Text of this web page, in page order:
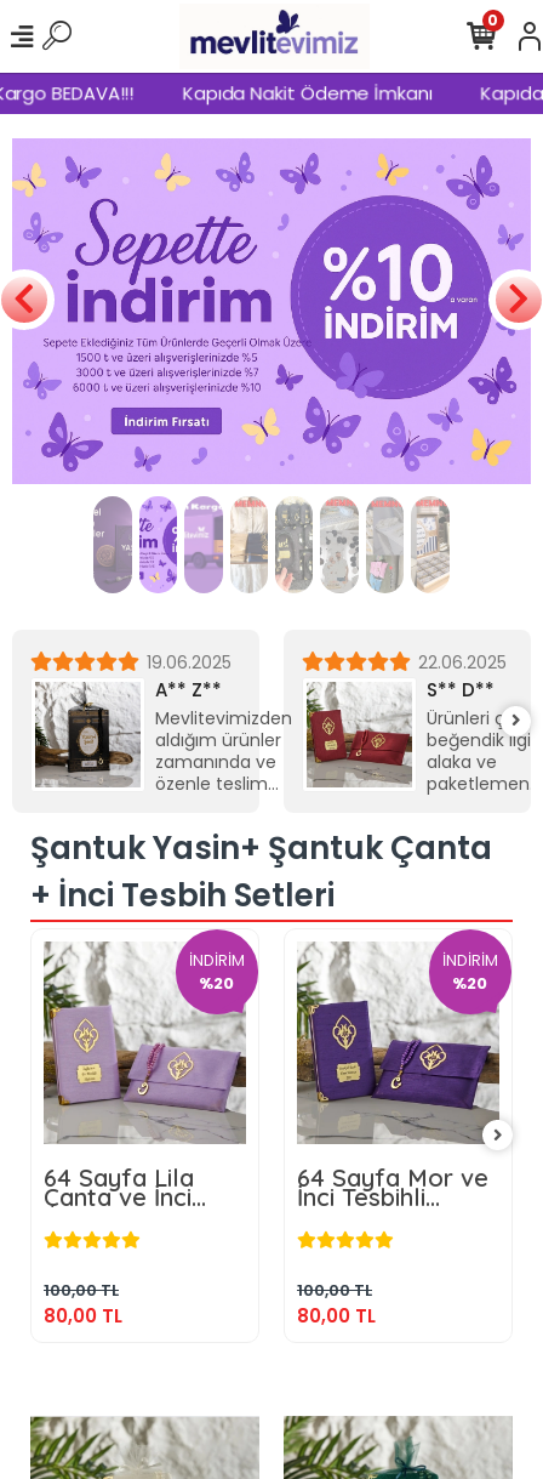
Kapıda Nakit Ödeme İmkanı Kapıda Kredi
0
19.06.2025
A** Z**
Mevlitevimizden
aldığım ürünler
zamanında ve
özenle teslim
Paketleme için
de çok teşekkür
22.06.2025
S** D**
Ürünleri çok
beğendik ilgi,
alaka ve
paketlemeniz
şey çok
Şantuk Yasin+ Şantuk Çanta
+ İnci Tesbih Setleri
İNDİRİM
%20
64 Sayfa Lila
Çanta ve İnci
Tesbihli Şantuk
Yasin
100,00 TL
80,00 TL
80,00 TL
İNDİRİM
%20
64 Sayfa Mor ve
İnci Tesbihli
100,00 TL
80,00 TL
80,00 TL